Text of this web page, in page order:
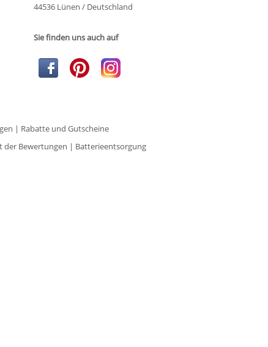
44536 Lünen / Deutschland
Sie finden uns auch auf
| Rabatte und Gutscheine
der Bewertungen | Batterieentsorgung